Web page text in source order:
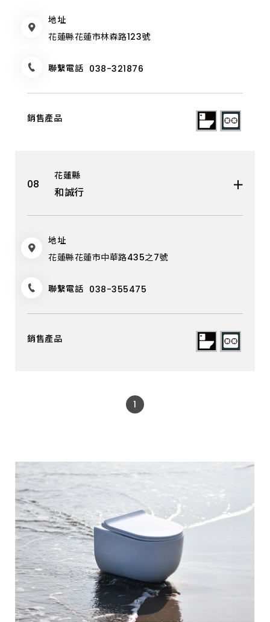
地址
花蓮縣花蓮市林森路123號
聯繫電話 038-321876
花蓮縣
和誠行
地址
花蓮縣花蓮市中華路435之7號
聯繫電話 038-355475
1